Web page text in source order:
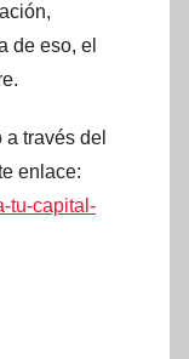
de eso, el
través del
enlace:
tu-capital-